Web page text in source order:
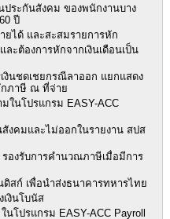
ประกันสังคม ของพนักงานบาง
ปี
ยได้ และสะสมรายการหัก
ละต้องการหักจากเงินเดือนเป็น
งินชดเชยกรณีลาออก แยกแสดง
กภาษี ณ ที่จ่าย
ในโปรแกรม EASY-ACC
งคมและไม่ออกในรายงาน สปส
รองรับการคำนวณภาษีเมื่อมีการ
สก์ เพื่อนำส่งธนาคารทหารไทย
งินโบนัส
นโปรแกรม EASY-ACC Payroll